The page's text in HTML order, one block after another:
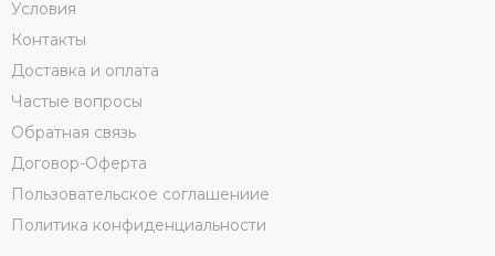
Условия
Контакты
Доставка и оплата
Частые вопросы
Обратная связь
Договор-Оферта
Пользовательское соглашениие
Политика конфиденциальности